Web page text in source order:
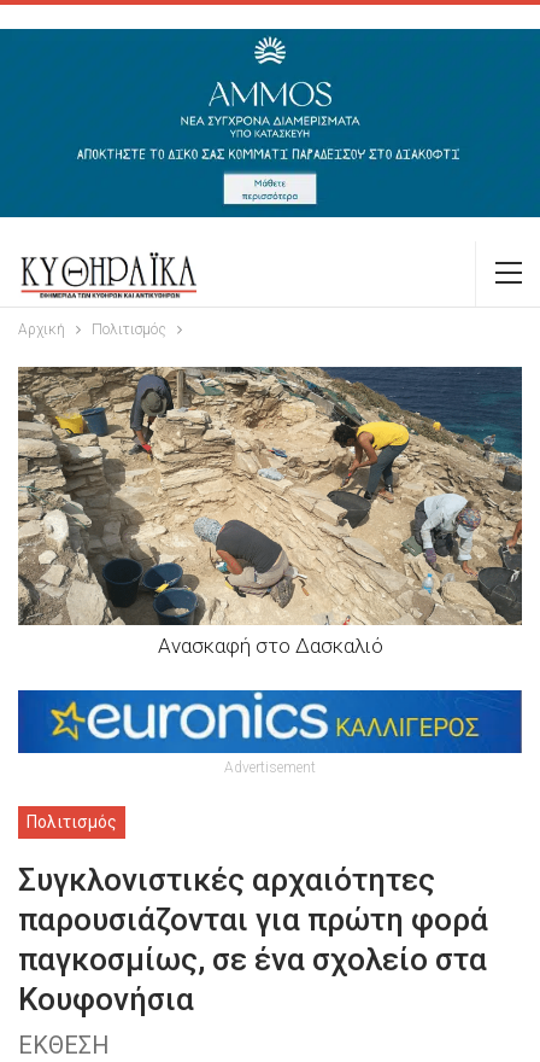
Αρχική Πολιτισμός
Ανασκαφή στο Δασκαλιό
Advertisement
Πολιτισμός
Συγκλονιστικές αρχαιότητες
παρουσιάζονται για πρώτη φορά
παγκοσμίως, σε ένα σχολείο στα
Κουφονήσια
ΕΚΘΕΣΗ